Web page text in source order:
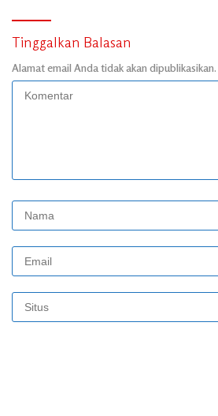
Tinggalkan Balasan
Alamat email Anda tidak akan dipublikasikan.